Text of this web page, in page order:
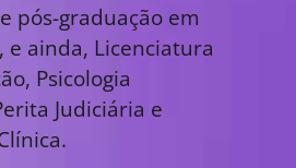
pós-graduação em
e ainda, Licenciatura
Psicologia
Judiciária e